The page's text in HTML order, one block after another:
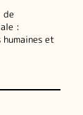
de
:
humaines et